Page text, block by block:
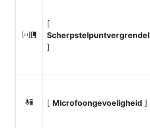
9
[
]
H [ Microfoongevoeligheid ]